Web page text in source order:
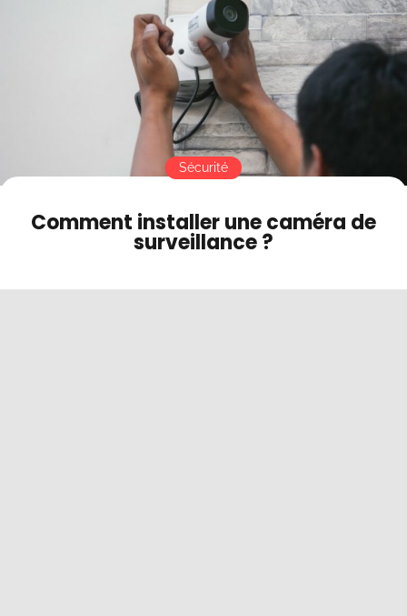
Protection physique du matériel
Étiquetage des enregistrements
Est-ce légal d’installer une caméra de surveillance ?
Comment installer une caméra de
surveillance ?
Sécurité